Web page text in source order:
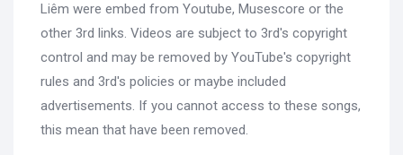
Liêm were embed from Youtube, Musescore or the
other 3rd links. Videos are subject to 3rd's copyright
control and may be removed by YouTube's copyright
rules and 3rd's policies or maybe included
advertisements. If you cannot access to these songs,
this mean that have been removed.